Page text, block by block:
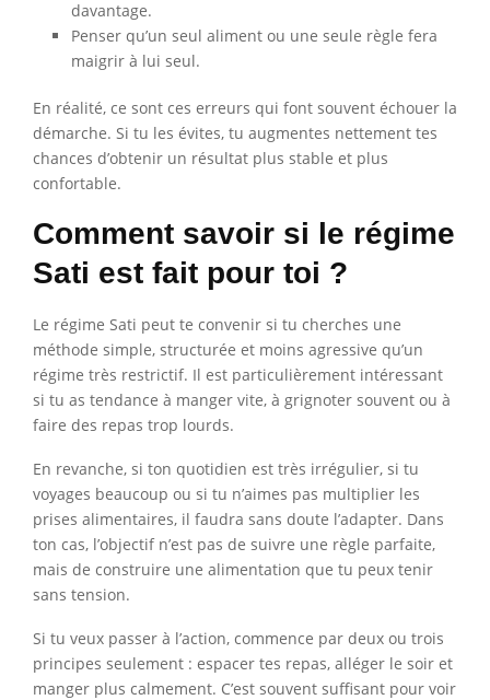
davantage.
Penser qu’un seul aliment ou une seule règle fera
maigrir à lui seul.
En réalité, ce sont ces erreurs qui font souvent échouer la
démarche. Si tu les évites, tu augmentes nettement tes
chances d’obtenir un résultat plus stable et plus
confortable.
Comment savoir si le régime
Sati est fait pour toi ?
Le régime Sati peut te convenir si tu cherches une
méthode simple, structurée et moins agressive qu’un
régime très restrictif. Il est particulièrement intéressant
si tu as tendance à manger vite, à grignoter souvent ou à
faire des repas trop lourds.
En revanche, si ton quotidien est très irrégulier, si tu
voyages beaucoup ou si tu n’aimes pas multiplier les
prises alimentaires, il faudra sans doute l’adapter. Dans
ton cas, l’objectif n’est pas de suivre une règle parfaite,
mais de construire une alimentation que tu peux tenir
sans tension.
Si tu veux passer à l’action, commence par deux ou trois
principes seulement : espacer tes repas, alléger le soir et
manger plus calmement. C’est souvent suffisant pour voir